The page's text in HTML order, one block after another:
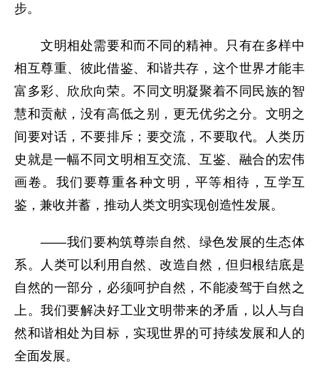
步。
文明相处需要和而不同的精神。只有在多样中
相互尊重、彼此借鉴、和谐共存，这个世界才能丰
富多彩、欣欣向荣。不同文明凝聚着不同民族的智
慧和贡献，没有高低之别，更无优劣之分。文明之
间要对话，不要排斥；要交流，不要取代。人类历
史就是一幅不同文明相互交流、互鉴、融合的宏伟
画卷。我们要尊重各种文明，平等相待，互学互
鉴，兼收并蓄，推动人类文明实现创造性发展。
——我们要构筑尊崇自然、绿色发展的生态体
系。人类可以利用自然、改造自然，但归根结底是
自然的一部分，必须呵护自然，不能凌驾于自然之
上。我们要解决好工业文明带来的矛盾，以人与自
然和谐相处为目标，实现世界的可持续发展和人的
全面发展。